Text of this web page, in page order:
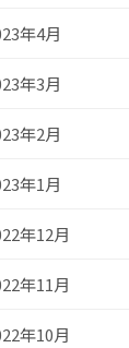
年4月
年3月
年2月
年1月
年12月
年11月
年10月